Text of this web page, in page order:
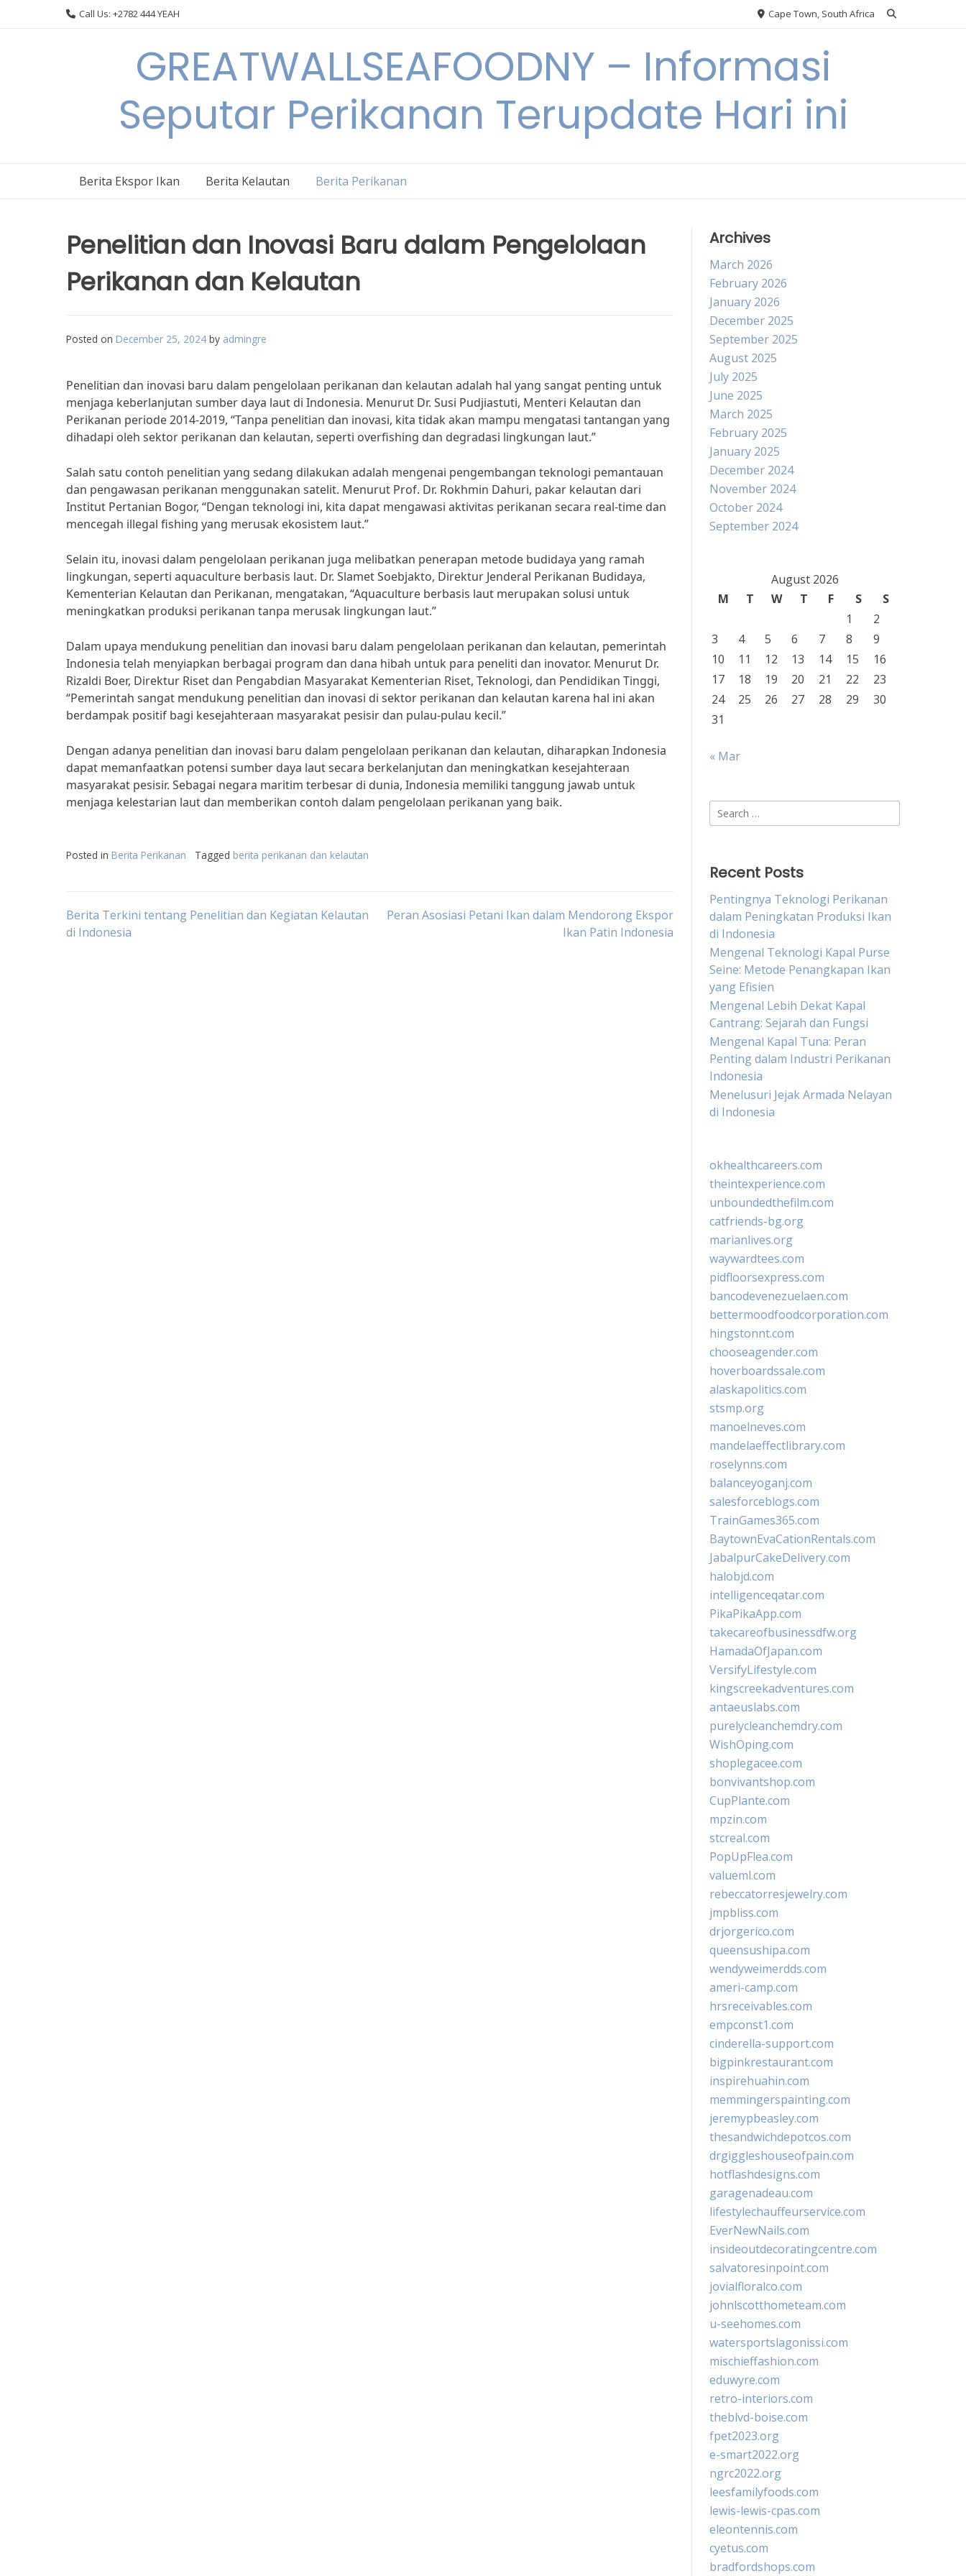
Call Us: +2782 444 YEAH Cape Town, South Africa
GREATWALLSEAFOODNY – Informasi
Seputar Perikanan Terupdate Hari ini
Berita Ekspor Ikan Berita Kelautan Berita Perikanan
Penelitian dan Inovasi Baru dalam Pengelolaan
Perikanan dan Kelautan
Posted on December 25, 2024 by admingre
Penelitian dan inovasi baru dalam pengelolaan perikanan dan kelautan adalah hal yang sangat penting untuk
menjaga keberlanjutan sumber daya laut di Indonesia. Menurut Dr. Susi Pudjiastuti, Menteri Kelautan dan
Perikanan periode 2014-2019, “Tanpa penelitian dan inovasi, kita tidak akan mampu mengatasi tantangan yang
dihadapi oleh sektor perikanan dan kelautan, seperti overfishing dan degradasi lingkungan laut.”
Salah satu contoh penelitian yang sedang dilakukan adalah mengenai pengembangan teknologi pemantauan
dan pengawasan perikanan menggunakan satelit. Menurut Prof. Dr. Rokhmin Dahuri, pakar kelautan dari
Institut Pertanian Bogor, “Dengan teknologi ini, kita dapat mengawasi aktivitas perikanan secara real-time dan
mencegah illegal fishing yang merusak ekosistem laut.”
Selain itu, inovasi dalam pengelolaan perikanan juga melibatkan penerapan metode budidaya yang ramah
lingkungan, seperti aquaculture berbasis laut. Dr. Slamet Soebjakto, Direktur Jenderal Perikanan Budidaya,
Kementerian Kelautan dan Perikanan, mengatakan, “Aquaculture berbasis laut merupakan solusi untuk
meningkatkan produksi perikanan tanpa merusak lingkungan laut.”
Dalam upaya mendukung penelitian dan inovasi baru dalam pengelolaan perikanan dan kelautan, pemerintah
Indonesia telah menyiapkan berbagai program dan dana hibah untuk para peneliti dan inovator. Menurut Dr.
Rizaldi Boer, Direktur Riset dan Pengabdian Masyarakat Kementerian Riset, Teknologi, dan Pendidikan Tinggi,
“Pemerintah sangat mendukung penelitian dan inovasi di sektor perikanan dan kelautan karena hal ini akan
berdampak positif bagi kesejahteraan masyarakat pesisir dan pulau-pulau kecil.”
Dengan adanya penelitian dan inovasi baru dalam pengelolaan perikanan dan kelautan, diharapkan Indonesia
dapat memanfaatkan potensi sumber daya laut secara berkelanjutan dan meningkatkan kesejahteraan
masyarakat pesisir. Sebagai negara maritim terbesar di dunia, Indonesia memiliki tanggung jawab untuk
menjaga kelestarian laut dan memberikan contoh dalam pengelolaan perikanan yang baik.
Posted in Berita Perikanan Tagged berita perikanan dan kelautan
Post
Berita Terkini tentang Penelitian dan Kegiatan Kelautan
di Indonesia
Peran Asosiasi Petani Ikan dalam Mendorong Ekspor
Ikan Patin Indonesia
Archives
March 2026
February 2026
January 2026
December 2025
September 2025
August 2025
July 2025
June 2025
March 2025
February 2025
January 2025
December 2024
November 2024
October 2024
September 2024
August 2026
M
T W T F S
S
1
2
3
4 5 6 7 8
9
10
11 12 13 14 15
16
17
18 19 20 21 22
23
24
25 26 27 28 29
30
31
« Mar
Search
for:
Recent Posts
Pentingnya Teknologi Perikanan
dalam Peningkatan Produksi Ikan
di Indonesia
Mengenal Teknologi Kapal Purse
Seine: Metode Penangkapan Ikan
yang Efisien
Mengenal Lebih Dekat Kapal
Cantrang: Sejarah dan Fungsi
Mengenal Kapal Tuna: Peran
Penting dalam Industri Perikanan
Indonesia
Menelusuri Jejak Armada Nelayan
di Indonesia
okhealthcareers.com
theintexperience.com
unboundedthefilm.com
catfriends-bg.org
marianlives.org
waywardtees.com
pidfloorsexpress.com
bancodevenezuelaen.com
bettermoodfoodcorporation.com
hingstonnt.com
chooseagender.com
hoverboardssale.com
alaskapolitics.com
stsmp.org
manoelneves.com
mandelaeffectlibrary.com
roselynns.com
balanceyoganj.com
salesforceblogs.com
TrainGames365.com
BaytownEvaCationRentals.com
JabalpurCakeDelivery.com
halobjd.com
intelligenceqatar.com
PikaPikaApp.com
takecareofbusinessdfw.org
HamadaOfJapan.com
VersifyLifestyle.com
kingscreekadventures.com
antaeuslabs.com
purelycleanchemdry.com
WishOping.com
shoplegacee.com
bonvivantshop.com
CupPlante.com
mpzin.com
stcreal.com
PopUpFlea.com
valueml.com
rebeccatorresjewelry.com
jmpbliss.com
drjorgerico.com
queensushipa.com
wendyweimerdds.com
ameri-camp.com
hrsreceivables.com
empconst1.com
cinderella-support.com
bigpinkrestaurant.com
inspirehuahin.com
memmingerspainting.com
jeremypbeasley.com
thesandwichdepotcos.com
drgiggleshouseofpain.com
hotflashdesigns.com
garagenadeau.com
lifestylechauffeurservice.com
EverNewNails.com
insideoutdecoratingcentre.com
salvatoresinpoint.com
jovialfloralco.com
johnlscotthometeam.com
u-seehomes.com
watersportslagonissi.com
mischieffashion.com
eduwyre.com
retro-interiors.com
theblvd-boise.com
fpet2023.org
e-smart2022.org
ngrc2022.org
leesfamilyfoods.com
lewis-lewis-cpas.com
eleontennis.com
cyetus.com
bradfordshops.com